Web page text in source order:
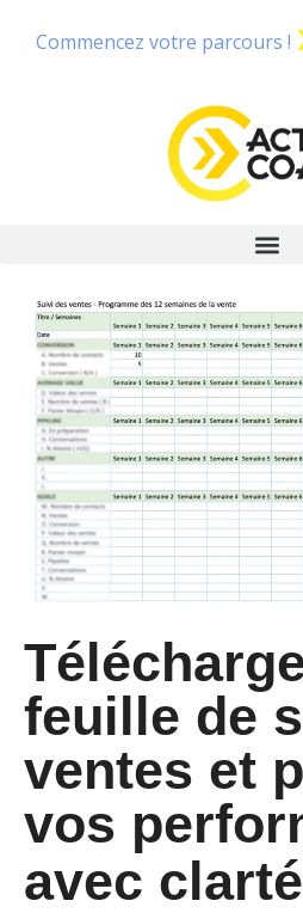
Commencez votre parcours !
feuille de
ventes et
vos
avec